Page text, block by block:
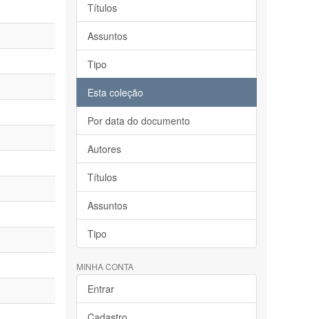
Títulos
Assuntos
Tipo
Esta coleção
Por data do documento
Autores
Títulos
Assuntos
Tipo
MINHA CONTA
Entrar